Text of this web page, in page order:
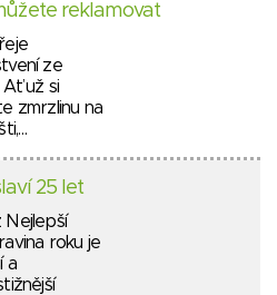
reklamovat
ze
Ať už si
zmrzlinu na
25 let
Nejlepší
roku je
a